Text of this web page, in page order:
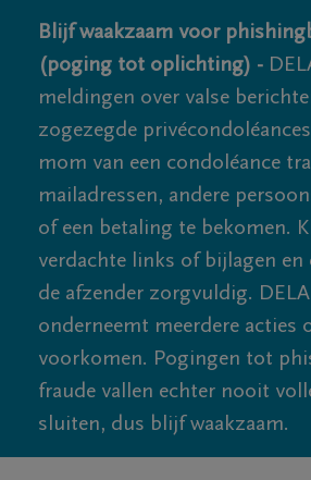
Blijf waakzaam voor
(poging tot oplichting) -
meldingen over valse
zogezegde
mom van een condoléance
mailadressen, andere
of een betaling te bekomen.
verdachte links of bijlagen en
de afzender zorgvuldig. DELA
onderneemt meerdere acties
voorkomen. Pogingen tot
fraude vallen echter nooit
sluiten, dus blijf waakzaam.